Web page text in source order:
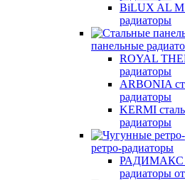
BiLUX AL M
радиаторы
панельные
ROYAL
радиаторы
ARBONIA
радиаторы
KERMI
радиаторы
ретро-радиаторы
РАДИМАКС
радиаторы